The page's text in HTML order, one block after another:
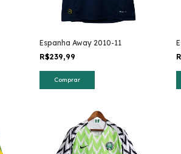
Espanha Away 2010-11
R$239,99
Comprar